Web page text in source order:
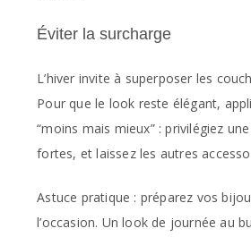
Éviter la surcharge
L’hiver invite à superposer les
Pour que le look reste élégant,
“moins mais mieux” : privilégiez
fortes, et laissez les autres
Astuce pratique : préparez vos
l’occasion. Un look de journée au